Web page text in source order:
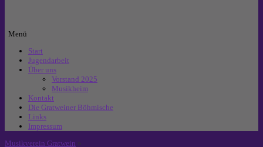
Menü
Inhalt
springen
Start
Jugendarbeit
Über uns
Vorstand 2025
Musikheim
Kontakt
Die Gratweiner Böhmische
Links
Impressum
Musikverein Gratwein »